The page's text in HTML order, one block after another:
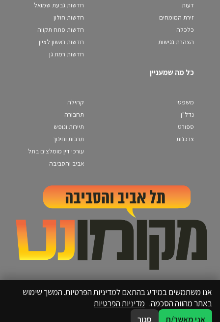
דעות
זירת המומחים
כלכלה
הצהרת נגישות
חדשות גבעת שמואל
חדשות חולון
חדשות פתח תקווה
חדשות ראשון לציון
חדשות רמת גן
כל מה שמעניין
משפטי
נדל"ן
ספורט
צרכנות
קהילה
תחבורה
תיירות ונופש
תרבות וחינוך
עורכי דין מומלצים בתל
אביב והסביבה
אנו משתמשים במידע בהתאם למדיניות הפרטיות. המשך שימוש
באתר מהווה הסכמה. מדיניות הפרטיות
אני מאשר/ת
סגור